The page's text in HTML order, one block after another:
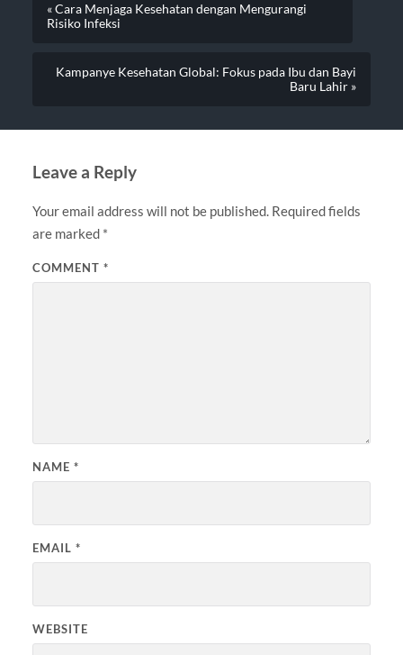
« Cara Menjaga Kesehatan dengan Mengurangi
Risiko Infeksi
Kampanye Kesehatan Global: Fokus pada Ibu dan Bayi
Baru Lahir »
Leave a Reply
Your email address will not be published. Required fields
are marked *
COMMENT *
NAME *
EMAIL *
WEBSITE